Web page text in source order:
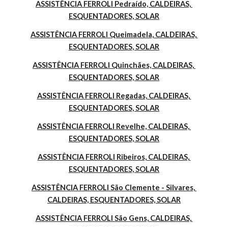
ASSISTÊNCIA FERROLI Pedraído, CALDEIRAS,
ESQUENTADORES, SOLAR
ASSISTÊNCIA FERROLI Queimadela, CALDEIRAS,
ESQUENTADORES, SOLAR
ASSISTÊNCIA FERROLI Quinchães, CALDEIRAS,
ESQUENTADORES, SOLAR
ASSISTÊNCIA FERROLI Regadas, CALDEIRAS,
ESQUENTADORES, SOLAR
ASSISTÊNCIA FERROLI Revelhe, CALDEIRAS,
ESQUENTADORES, SOLAR
ASSISTÊNCIA FERROLI Ribeiros, CALDEIRAS,
ESQUENTADORES, SOLAR
ASSISTÊNCIA FERROLI São Clemente - Silvares,
CALDEIRAS, ESQUENTADORES, SOLAR
ASSISTÊNCIA FERROLI São Gens, CALDEIRAS,